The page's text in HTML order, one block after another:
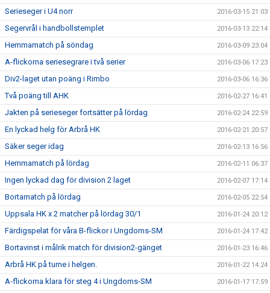
Serieseger i U4 norr 2016-03-15 21:03
Segervrål i handbollstemplet 2016-03-13 22:14
Hemmamatch på söndag 2016-03-09 23:04
A-flickorna seriesegrare i två serier 2016-03-06 17:23
Div2-laget utan poäng i Rimbo 2016-03-06 16:36
Två poäng till AHK 2016-02-27 16:41
Jakten på serieseger fortsätter på lördag 2016-02-24 22:59
En lyckad helg för Arbrå HK 2016-02-21 20:57
Säker seger idag 2016-02-13 16:56
Hemmamatch på lördag 2016-02-11 06:37
Ingen lyckad dag för division 2 laget 2016-02-07 17:14
Bortamatch på lördag 2016-02-05 22:54
Uppsala HK x 2 matcher på lördag 30/1 2016-01-24 20:12
Färdigspelat för våra B-flickor i Ungdoms-SM 2016-01-24 17:42
Bortavinst i målrik match för division2-gänget 2016-01-23 16:46
Arbrå HK på turne i helgen. 2016-01-22 14:24
A-flickorna klara för steg 4 i Ungdoms-SM 2016-01-17 17:59